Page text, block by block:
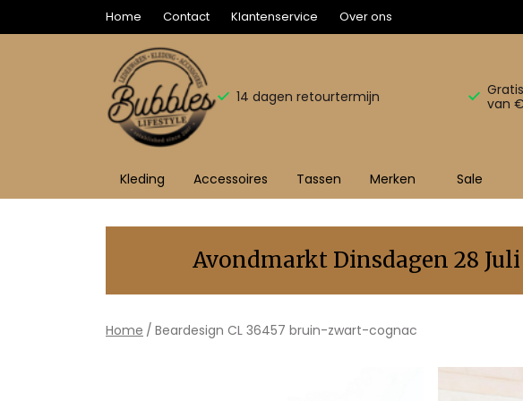
Home Contact Klantenservice Over ons
14 dagen retourtermijn
van
Kleding Accessoires Tassen Merken Sale
Beardesign
36457
bruin-
Avondmarkt Dinsdagen 28
Home Beardesign CL 36457 bruin-zwart-cognac